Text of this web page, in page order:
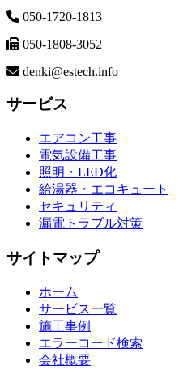
050-1720-1813
050-1808-3052
denki@estech.info
サービス
エアコン工事
電気設備工事
照明・LED化
給湯器・エコキュート
セキュリティ
漏電トラブル対策
サイトマップ
ホーム
サービス一覧
施工事例
エラーコード検索
会社概要